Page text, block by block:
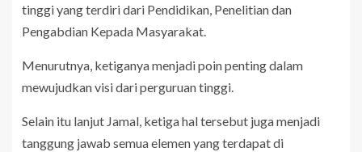
tinggi yang terdiri dari Pendidikan, Penelitian dan
Pengabdian Kepada Masyarakat.
Menurutnya, ketiganya menjadi poin penting dalam
mewujudkan visi dari perguruan tinggi.
Selain itu lanjut Jamal, ketiga hal tersebut juga menjadi
tanggung jawab semua elemen yang terdapat di